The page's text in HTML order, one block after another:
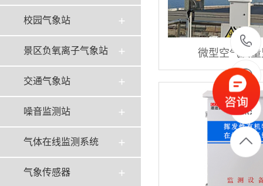
校园气象站
景区负氧离子气象站
交通气象站
噪音监测站
气体在线监测系统
气象传感器
微型空气质